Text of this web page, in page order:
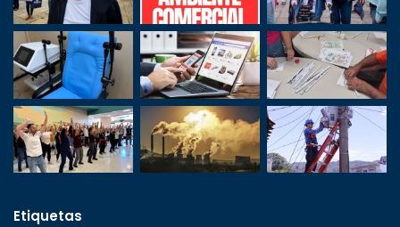
Etiquetas